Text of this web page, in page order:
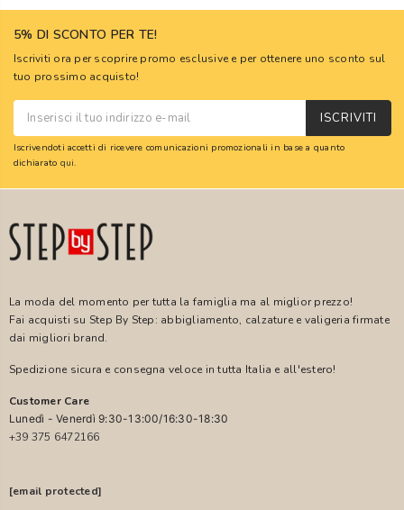
5% DI SCONTO PER TE!
Iscriviti ora per scoprire promo esclusive e per ottenere uno sconto sul
tuo prossimo acquisto!
ISCRIVITI
Iscrivendoti accetti di ricevere comunicazioni promozionali in base a quanto
dichiarato qui.
La moda del momento per tutta la famiglia ma al miglior prezzo!
Fai acquisti su Step By Step: abbigliamento, calzature e valigeria firmate
dai migliori brand.
Spedizione sicura e consegna veloce in tutta Italia e all'estero!
Customer Care
Lunedì - Venerdì 9:30-13:00/16:30-18:30
+39 375 6472166
[email protected]